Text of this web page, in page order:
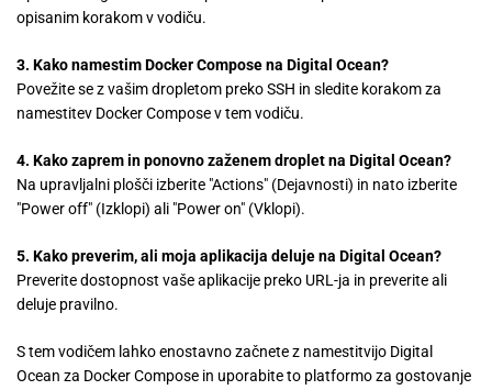
opisanim korakom v vodiču.
3. Kako namestim Docker Compose na Digital Ocean?
Povežite se z vašim dropletom preko SSH in sledite korakom za
namestitev Docker Compose v tem vodiču.
4. Kako zaprem in ponovno zaženem droplet na Digital Ocean?
Na upravljalni plošči izberite "Actions" (Dejavnosti) in nato izberite
"Power off" (Izklopi) ali "Power on" (Vklopi).
5. Kako preverim, ali moja aplikacija deluje na Digital Ocean?
Preverite dostopnost vaše aplikacije preko URL-ja in preverite ali
deluje pravilno.
S tem vodičem lahko enostavno začnete z namestitvijo Digital
Ocean za Docker Compose in uporabite to platformo za gostovanje